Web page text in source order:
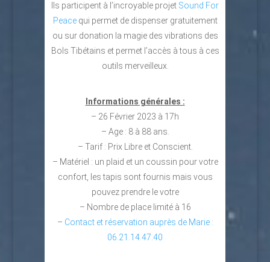
Ils participent à l’incroyable projet Sound For
Peacequi permet de dispenser gratuitement
ou sur donation la magie des vibrations des
Bols Tibétains et permet l’accès à tous à ces
outils merveilleux.
Informations générales :
– 26 Février 2023 à 17h
– Age : 8 à 88 ans.
– Tarif : Prix Libre et Conscient.
– Matériel : un plaid et un coussin pour votre
confort, les tapis sont fournis mais vous
pouvez prendre le votre
– Nombre de place limité à 16
– Contact et réservation auprès de Marie :
06.21.14.47.40